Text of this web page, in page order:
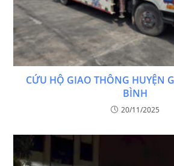
CỨU HỘ GIAO THÔNG HUYỆN
BÌNH
20/11/2025